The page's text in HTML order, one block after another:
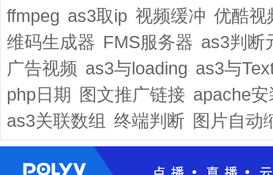
ffmpeg as3取ip 视频缓冲 优酷视
维码生成器 FMS服务器 as3判断
广告视频 as3与loading as3与
php日期 图文推广链接 apache安
as3关联数组 终端判断 图片自动